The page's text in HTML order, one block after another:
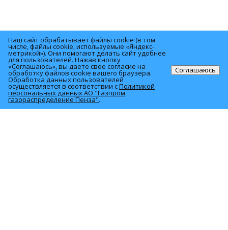
© 2026 АО «Газпром газораспределение Пенза»
440000, г. Пенза, ул. М.Горького, 50
О компании
Наш сайт обрабатывает файлы cookie (в том
числе, файлы cookie, используемые «Яндекс-
метрикой»). Они помогают делать сайт удобнее
для пользователей. Нажав кнопку
«Соглашаюсь», вы даете свое согласие на
обработку файлов cookie вашего браузера.
Обработка данных пользователей
осуществляется в соответствии сПолитикой
персональных данных АО "Газпром
газораспределение Пенза".
Соглашаюсь